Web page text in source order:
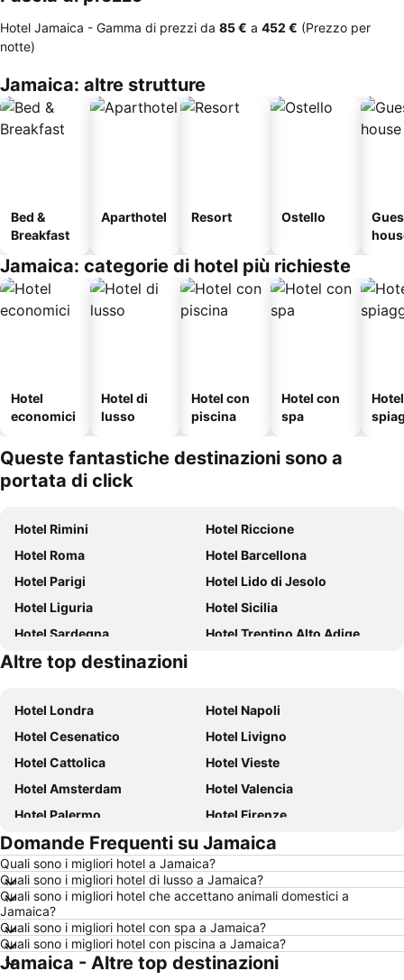
Hotel Jamaica - Gamma di prezzi da ‎85 € a ‎452 € (Prezzo per
notte)
Jamaica: altre strutture
Bed &
Breakfast
Aparthotel Resort Ostello
Jamaica: categorie di hotel più richieste
Hotel
economici
Hotel di
lusso
Hotel con
piscina
Hotel con
spa
Queste fantastiche destinazioni sono a
portata di click
Hotel Rimini
Hotel Riccione
Hotel Roma
Hotel Barcellona
Hotel Parigi
Hotel Lido di Jesolo
Hotel Liguria
Hotel Sicilia
Hotel Sardegna
Hotel Trentino Alto Adige
Hotel Toscana
Altre top destinazioni
Hotel Londra
Hotel Napoli
Hotel Cesenatico
Hotel Livigno
Hotel Cattolica
Hotel Vieste
Hotel Amsterdam
Hotel Valencia
Hotel Palermo
Hotel Firenze
Hotel Sharm el-Sheikh
Hotel Caorle
Hotel Milano
Hotel Bellaria-Igea Marina
Hotel Milano Marittima
Hotel Venezia
Hotel New York
Hotel Alghero
Hotel Vienna
Hotel Isola d'Ischia
Hotel Calabria
Hotel Italia
Domande Frequenti su Jamaica
Quali sono i migliori hotel a Jamaica?
Quali sono i migliori hotel di lusso a Jamaica?
Quali sono i migliori hotel che accettano animali domestici a
Jamaica?
Quali sono i migliori hotel con spa a Jamaica?
Quali sono i migliori hotel con piscina a Jamaica?
Jamaica - Altre top destinazioni